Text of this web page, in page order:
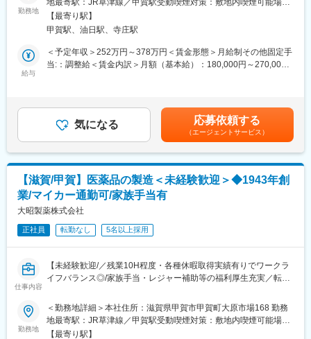
・各部門：幹部候補募集
「すべてはみなさまの健康のために」をモットーにする、創業81
年OTC医薬品の製造メーカの募集です。
(1)製造部門：
(2)製造業務：
製造工場が医薬品をスムーズに生産出来るように、資材・原料の
■製品について：https://www.daisho-s.jp/
大昭製薬は、1943年創業のOTC医薬品メーカーです。咳止めや鼻
炎薬、ビタミン剤など幅広い製品を製造販売しています。原料か
ら出荷まで一貫した製造体制と、各工程での丁寧な品質チェック
が強みです。「すべてはみなさまの健康のために」をモットー
に、安全で高品質な医薬品を提供しています。
■当社について：
大昭製薬株式会社では、原料から混合・製剤・包装・発送までを
一貫して行っています。
認だけでなく、原薬受け入れ時、造粒後など製造工程の各所で品
質チェックを行い、最終製品が高品質となるよう、各工程の管理
を徹底し丁寧に製造しています。
勤務地
地最寄駅：JR草津線／甲賀駅受動喫煙対策：敷地内喫煙可能場所
あり変更の範囲：会社の定める事業所
【最寄り駅】
甲賀駅、油日駅、寺庄駅
給与
＜予定年収＞252万円～378万円＜賃金形態＞月給制その他固定手
当:：調整給＜賃金内訳＞月額（基本給）：180,000円～270,000
■賞与：・あり(前年実績あり) ・年2回(前年実績) ・賞与月数計
1.00ヶ月分(前年実績) 賃金はあくまでも目安の金額であり、選考
を通じて上下する可能性があります。月給(月額)は固定手当を含め
た表記です。
気になる 応募依頼する
（エージェントサービス）
【滋賀/甲賀】医薬品の製造＜未経験歓迎＞◆1943年創
業/マイカー通勤可/家族手当有
大昭製薬株式会社
正社員 転勤なし 5名以上採用
仕事内容
【未経験歓迎/／残業10H程度・各種休暇取得実績有りでワークラ
イフバランス◎/家族手当・レジャー補助等の福利厚生充実／転勤
■業務内容：
医薬品の製造工場では原料を規定量秤量から始め箱詰めまで一貫
勤務地
＜勤務地詳細＞本社住所：滋賀県甲賀市甲賀町大原市場168 勤務
地最寄駅：JR草津線／甲賀駅受動喫煙対策：敷地内喫煙可能場所
あり変更の範囲：会社の定める事業所
【最寄り駅】